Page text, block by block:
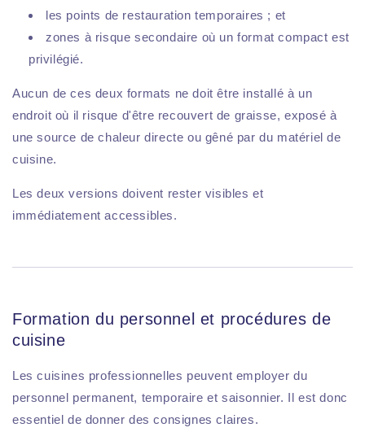
les points de restauration temporaires ; et
zones à risque secondaire où un format compact est
privilégié.
Aucun de ces deux formats ne doit être installé à un
endroit où il risque d'être recouvert de graisse, exposé à
une source de chaleur directe ou gêné par du matériel de
cuisine.
Les deux versions doivent rester visibles et
immédiatement accessibles.
Formation du personnel et procédures de
cuisine
Les cuisines professionnelles peuvent employer du
personnel permanent, temporaire et saisonnier. Il est donc
essentiel de donner des consignes claires.